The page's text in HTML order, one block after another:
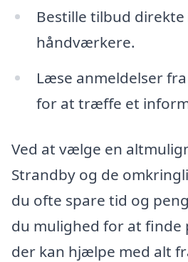
Bestille tilbud direkte
håndværkere.
Læse anmeldelser
for at træffe et
Ved at vælge en
Strandby og de
du ofte spare tid og
du mulighed for at finde
der kan hjælpe med alt